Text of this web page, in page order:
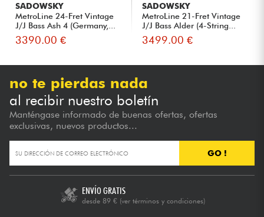
SADOWSKY
MetroLine 24-Fret Vintage
J/J Bass Ash 4 (Germany,...
3390.00 €
SADOWSKY
MetroLine 21-Fret Vintage
J/J Bass Alder (4-String...
3499.00 €
no te pierdas nada
al recibir nuestro boletín
Manténgase informado de buenas ofertas, ofertas
exclusivas, nuevos productos...
GO !
ENVÍO GRATIS
desde 89 € (ver términos y condiciones)